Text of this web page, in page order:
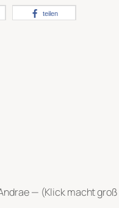
teilen
— (Klick macht